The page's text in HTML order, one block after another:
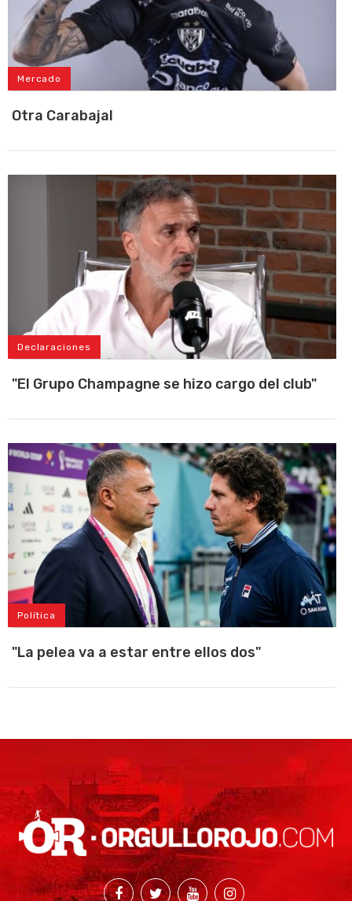
Mercado
Otra Carabajal
Declaraciones
"El Grupo Champagne se hizo cargo del club"
Política
"La pelea va a estar entre ellos dos"